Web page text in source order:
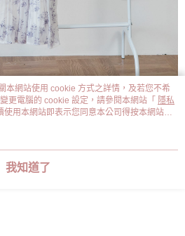
本網站使用 cookie 方式之詳情，及若您不希
更電腦的 cookie 設定，請參閱本網站「 隱私
使用本網站即表示您同意本公司得按本網站使
我知道了